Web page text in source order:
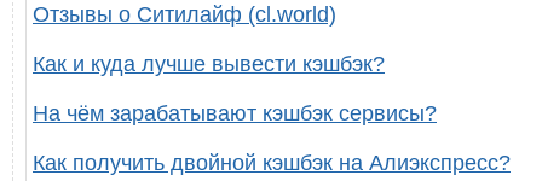
Отзывы о Ситилайф (cl.world)
Как и куда лучше вывести кэшбэк?
На чём зарабатывают кэшбэк сервисы?
Как получить двойной кэшбэк на Алиэкспресс?